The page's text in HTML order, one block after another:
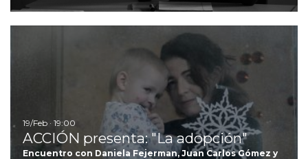
19/Feb · 19:00
ACCIÓN presenta: "La adopción"
Encuentro con Daniela Fejerman, Juan Carlos Gómez y